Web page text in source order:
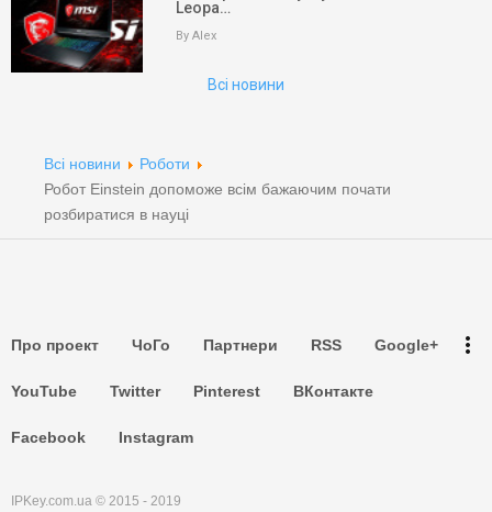
Leopa…
By Alex
Всі новини
Всі новини
Роботи
Робот Einstein допоможе всім бажаючим почати
розбиратися в науці
Про проект ЧоГо Партнери RSS Google+
YouTube Twitter Pinterest ВКонтакте
Facebook Instagram
more_vert
Партнери
IPKey.com.ua © 2015 - 2019